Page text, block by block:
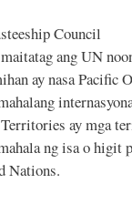
Council
ang UN
ay nasa Pacific
ay mga
ng isa o higit
Nations.